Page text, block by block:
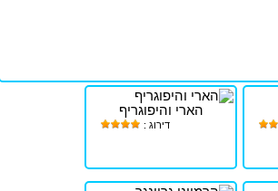
הארי והיפוגריף
דירוג :